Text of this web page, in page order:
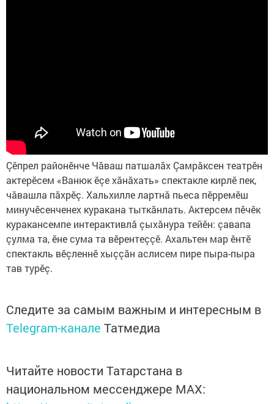
Çӗпрел районӗнче Чăваш патшалăх Çамрăксен театрӗн
актерӗсем «Ванюк ӗçе хăнăхать» спектакле кирлӗ пек,
чăвашла пăхрӗç. Хальхилле лартнă пьеса пӗрремӗш
минучӗсенченех куракана тыткăнлать. Актерсем пӗчӗк
куракансемпе интерактивлă çыхăнура тейӗн: çавапа
çулма та, ӗне сума та вӗрентеççӗ. Ахальтен мар ӗнтӗ
спектакль вӗçленнӗ хыççăн аслисем пире пыра-пыра
тав турӗç.
Следите за самым важным и интересным в
Telegram-канале Татмедиа
Читайте новости Татарстана в
национальном мессенджере MАХ: